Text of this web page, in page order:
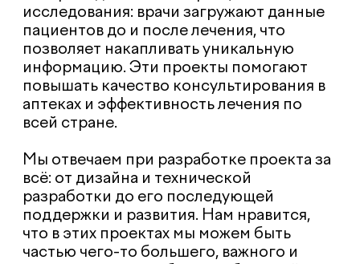
Как выглядит типичный сотрудник
INET?
Кристина: Это порядочный, честный и
открытый человек без второго дна. Он
готов не только учиться, но и
привносить в компанию что-то новое,
расширять нашу экспертизу. И главное